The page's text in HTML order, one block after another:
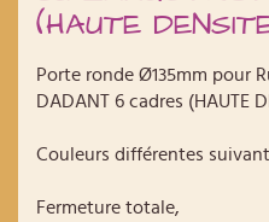
(HAUTE
Porte ronde Ø135mm pour
DADANT 6 cadres (HAUTE
Couleurs différentes
Fermeture totale,